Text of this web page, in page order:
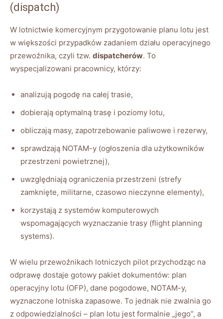
(dispatch)
W lotnictwie komercyjnym przygotowanie planu lotu jest
w większości przypadków zadaniem działu operacyjnego
przewoźnika, czyli tzw. dispatcherów. To
wyspecjalizowani pracownicy, którzy:
analizują pogodę na całej trasie,
dobierają optymalną trasę i poziomy lotu,
obliczają masy, zapotrzebowanie paliwowe i rezerwy,
sprawdzają NOTAM-y (ogłoszenia dla użytkowników
przestrzeni powietrznej),
uwzględniają ograniczenia przestrzeni (strefy
zamknięte, militarne, czasowo nieczynne elementy),
korzystają z systemów komputerowych
wspomagających wyznaczanie trasy (flight planning
systems).
W wielu przewoźnikach lotniczych pilot przychodząc na
odprawę dostaje gotowy pakiet dokumentów: plan
operacyjny lotu (OFP), dane pogodowe, NOTAM-y,
wyznaczone lotniska zapasowe. To jednak nie zwalnia go
z odpowiedzialności – plan lotu jest formalnie „jego”, a